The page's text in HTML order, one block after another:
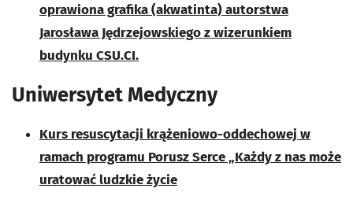
oprawiona grafika (akwatinta) autorstwa
Jarosława Jędrzejowskiego z wizerunkiem
budynku CSU.CI.
Uniwersytet Medyczny
Kurs resuscytacji krążeniowo-oddechowej w
ramach programu Porusz Serce „Każdy z nas może
uratować ludzkie życie